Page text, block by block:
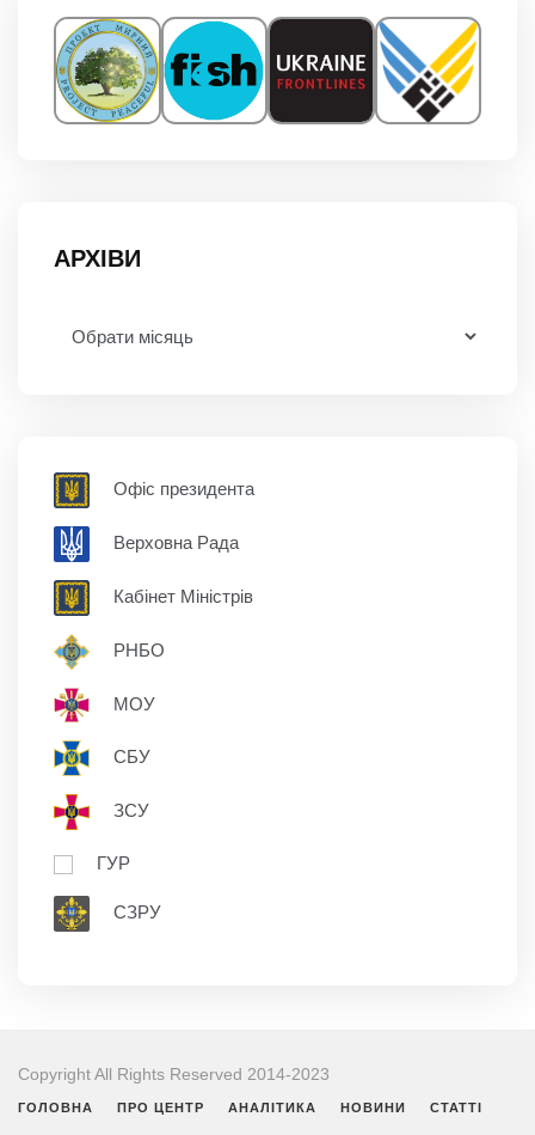
АРХІВИ
Офіс президента
Верховна Рада
Кабінет Міністрів
РНБО
МОУ
СБУ
ЗСУ
ГУР
СЗРУ
Copyright All Rights Reserved 2014-2023
ГОЛОВНА ПРО ЦЕНТР АНАЛІТИКА НОВИНИ СТАТТІ